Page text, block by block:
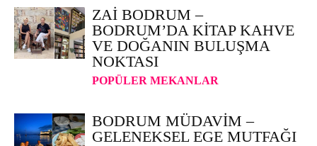
ZAI BODRUM –
BODRUM’DA KITAP KAHVE
VE DOĞANIN BULUŞMA
NOKTASI
POPÜLER MEKANLAR
BODRUM MÜDAVIM –
GELENEKSEL EGE MUTFAĞI